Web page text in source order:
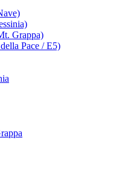
Grappa)
Pace / E5)